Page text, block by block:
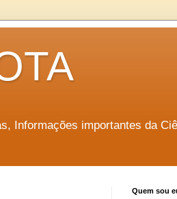
Informações importantes da
Quem sou